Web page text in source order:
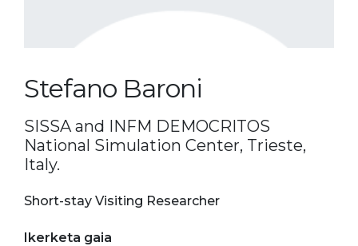
Stefano Baroni
SISSA and INFM DEMOCRITOS
National Simulation Center, Trieste,
Italy.
Short-stay Visiting Researcher
Ikerketa gaia